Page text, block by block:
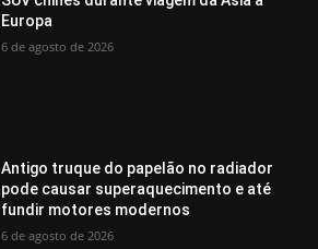
Europa
6 de agosto de 2026
Antigo truque do papelão no radiador
pode causar superaquecimento e até
fundir motores modernos
6 de agosto de 2026